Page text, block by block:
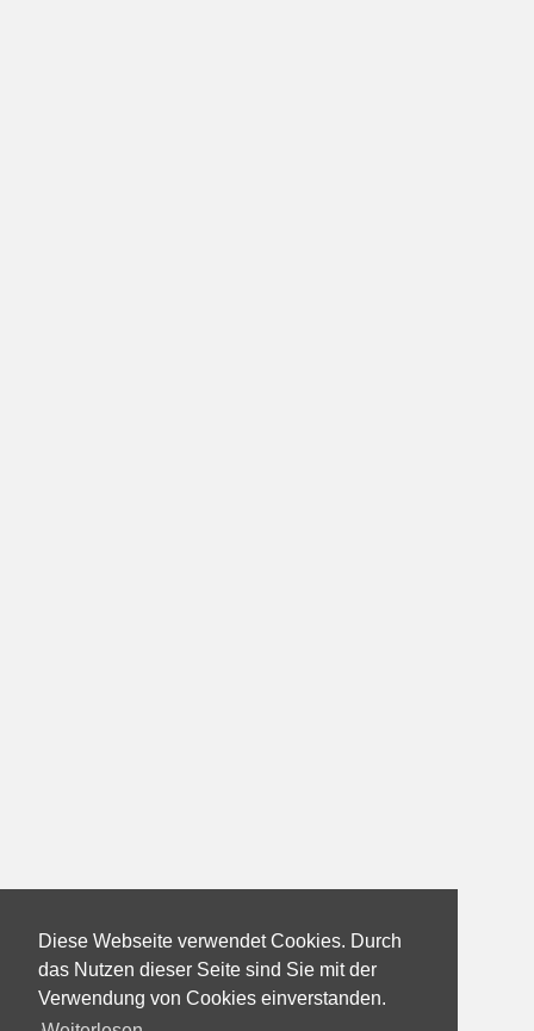
Diese Webseite verwendet Cookies. Durch
das Nutzen dieser Seite sind Sie mit der
Verwendung von Cookies einverstanden.